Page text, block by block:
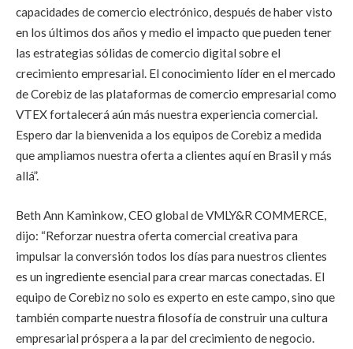
capacidades de comercio electrónico, después de haber visto
en los últimos dos años y medio el impacto que pueden tener
las estrategias sólidas de comercio digital sobre el
crecimiento empresarial. El conocimiento líder en el mercado
de Corebiz de las plataformas de comercio empresarial como
VTEX fortalecerá aún más nuestra experiencia comercial.
Espero dar la bienvenida a los equipos de Corebiz a medida
que ampliamos nuestra oferta a clientes aquí en Brasil y más
allá”.
Beth Ann Kaminkow, CEO global de VMLY&R COMMERCE,
dijo: “Reforzar nuestra oferta comercial creativa para
impulsar la conversión todos los días para nuestros clientes
es un ingrediente esencial para crear marcas conectadas. El
equipo de Corebiz no solo es experto en este campo, sino que
también comparte nuestra filosofía de construir una cultura
empresarial próspera a la par del crecimiento de negocio.